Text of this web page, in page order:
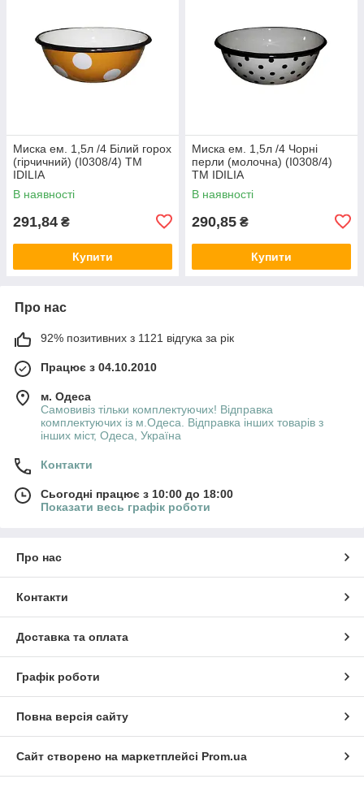
Миска ем. 1,5л /4 Білий горох
(гірчичний) (I0308/4) ТМ
IDILIA
В наявності
291,84 ₴
Купити
Миска ем. 1,5л /4 Чорні
перли (молочна) (I0308/4)
ТМ IDILIA
В наявності
290,85 ₴
Купити
Про нас
92% позитивних з 1121 відгука за рік
Працює з 04.10.2010
м. Одеса
Самовивіз тільки комплектуючих! Відправка
комплектуючих із м.Одеса. Відправка інших товарів з
інших міст, Одеса, Україна
Контакти
Сьогодні працює з 10:00 до 18:00
Показати весь графік роботи
Про нас
Контакти
Доставка та оплата
Графік роботи
Повна версія сайту
Сайт створено на маркетплейсі Prom.ua